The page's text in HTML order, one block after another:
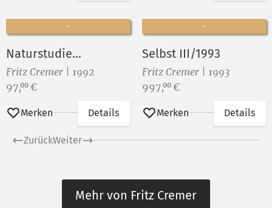
Naturstudie...
Fritz Cremer | 1992
Preis:
97,00 €
Merken Details
Selbst III/1993
Fritz Cremer | 1993
Preis:
997,00 €
Merken Details
ZurückWeiter
Mehr von Fritz Cremer